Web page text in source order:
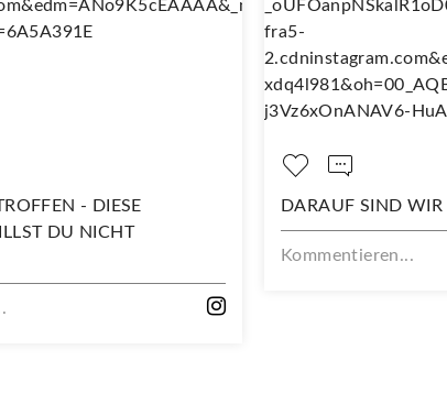
DARAUF SIND WIR RICHTIG STOLZ!